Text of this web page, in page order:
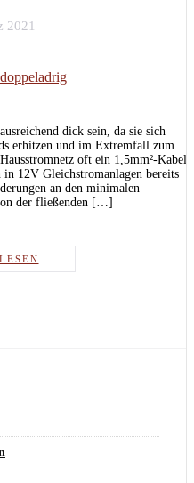
2021
dick sein, da sie sich
erhitzen und im Extremfall zum
oft ein 1,5mm²-Kabel
12V Gleichstromanlagen bereits
an den minimalen
der fließenden […]